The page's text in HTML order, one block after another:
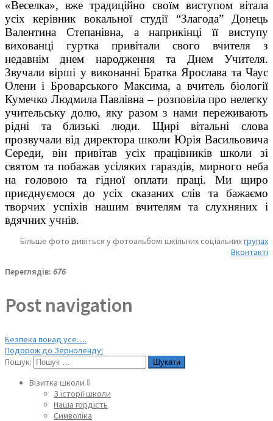
«Веселка», вже традиційно своїм виступом вітала
усіх керівник вокальної студії “Злагода” Донець
Валентина Степанівна, а наприкінці її виступу
вихованці гуртка привітали свого вчителя з
недавнім днем народження та Днем Учителя.
Звучали вірші у виконанні Братка Ярослава та Чаус
Олени і Броварського Максима, а вчитель біології
Кумечко Людмила Павлівна – розповіла про нелегку
учительську долю, яку разом з нами переживають
рідні та близькі люди. Щирі вітальні слова
прозвучали від директора школи Юрія Васильовича
Середи, він привітав усіх працівників школи зі
святом та побажав усіляких гараздів, мирного неба
на головою та гідної оплати праці. Ми щиро
приєднуємося до усіх сказаних слів та бажаємо
творчих успіхів нашим вчителям та слухняних і
вдячних учнів.
Більше фото дивіться у фотоальбомі шкільних соціальнихгрупах
Вконтакті
Переглядів: 676
Post navigation
Безпека понад усе….
Подорож до Зерноленду!
Пошук:
Візитка школи⇩
З історії школи
Наша гордість
Символіка